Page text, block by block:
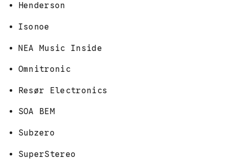
Henderson
Isonoe
NEA Music Inside
Omnitronic
Resør Electronics
SOA BEM
Subzero
SuperStereo